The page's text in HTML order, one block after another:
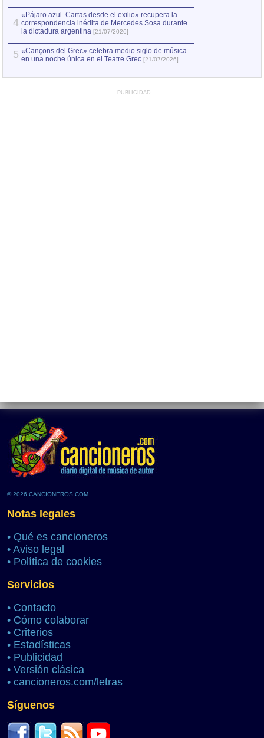
4
«Pájaro azul. Cartas desde el exilio» recupera la
correspondencia inédita de Mercedes Sosa durante
la dictadura argentina [21/07/2026]
5 «Cançons del Grec» celebra medio siglo de música
en una noche única en el Teatre Grec [21/07/2026]
PUBLICIDAD
© 2026 CANCIONEROS.COM
Notas legales
• Qué es cancioneros
• Aviso legal
• Política de cookies
Servicios
• Contacto
• Cómo colaborar
• Criterios
• Estadísticas
• Publicidad
• Versión clásica
• cancioneros.com/letras
Síguenos